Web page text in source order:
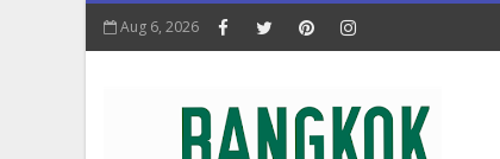
Aug 6, 2026